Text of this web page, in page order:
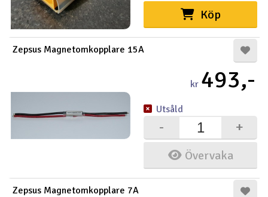
Motor & tillbehör
Outlet
Solenergi
Köp
Zepsus Magnetomkopplare 15A
kr 493,-
Övervaka
+
-
Utsåld
Zepsus Magnetomkopplare 7A